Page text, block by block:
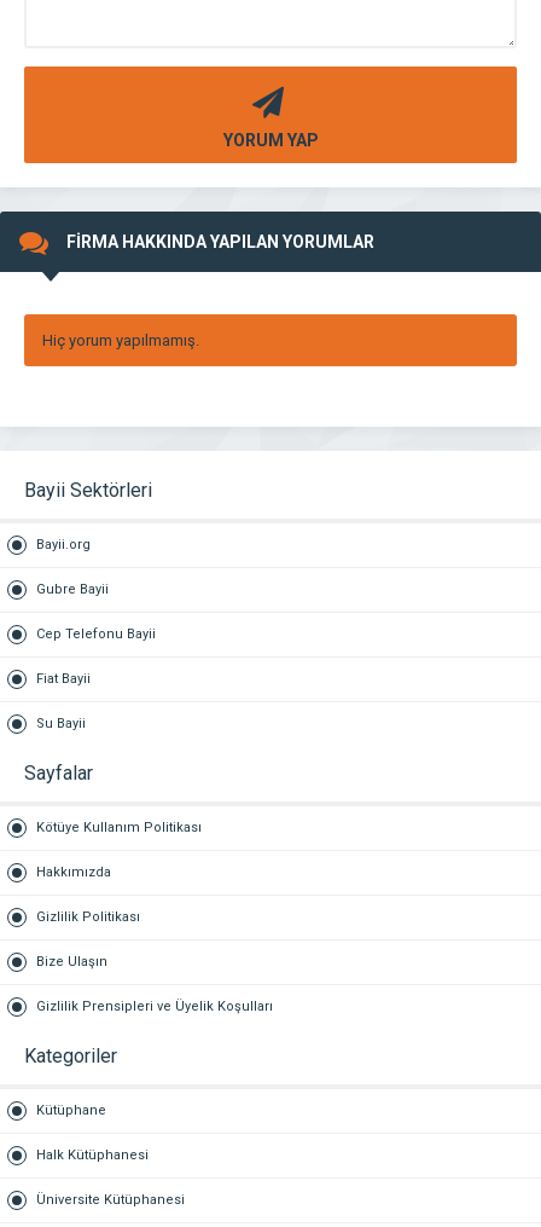
YORUM YAP
FİRMA HAKKINDA YAPILAN YORUMLAR
Hiç yorum yapılmamış.
Bayii Sektörleri
Bayii.org
Gubre Bayii
Cep Telefonu Bayii
Fiat Bayii
Su Bayii
Sayfalar
Kötüye Kullanım Politikası
Hakkımızda
Gizlilik Politikası
Bize Ulaşın
Gizlilik Prensipleri ve Üyelik Koşulları
Kategoriler
Kütüphane
Halk Kütüphanesi
Üniversite Kütüphanesi